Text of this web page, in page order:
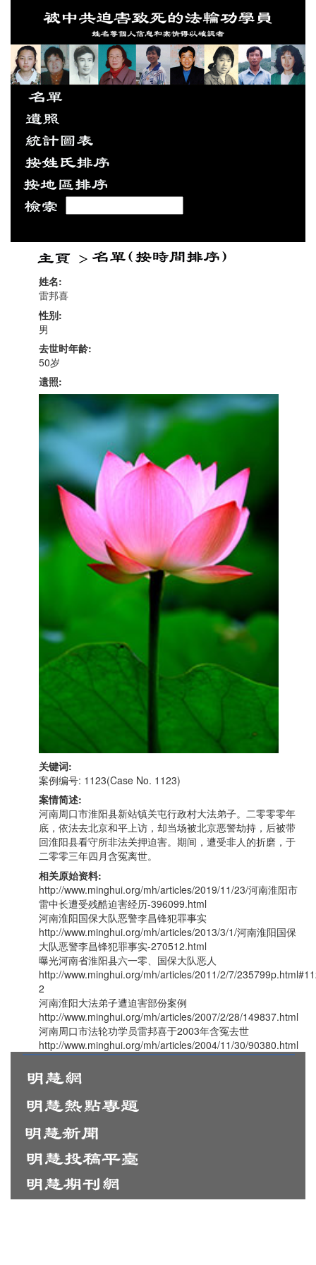
姓名:
雷邦喜
性别:
男
去世时年龄:
50岁
遗照:
关键词:
案例编号: 1123(Case No. 1123)
案情简述:
河南周口市淮阳县新站镇关屯行政村大法弟子。二零零零年
底，依法去北京和平上访，却当场被北京恶警劫持，后被带
回淮阳县看守所非法关押迫害。期间，遭受非人的折磨，于
二零零三年四月含冤离世。
相关原始资料:
http://www.minghui.org/mh/articles/2019/11/23/河南淮阳市
雷中长遭受残酷迫害经历-396099.html
河南淮阳国保大队恶警李昌锋犯罪事实
http://www.minghui.org/mh/articles/2013/3/1/河南淮阳国保
大队恶警李昌锋犯罪事实-270512.html
曝光河南省淮阳县六一零、国保大队恶人
http://www.minghui.org/mh/articles/2011/2/7/
2
河南淮阳大法弟子遭迫害部份案例
http://www.minghui.org/mh/articles/2007/2/28/149837.html
河南周口市法轮功学员雷邦喜于2003年含冤去世
http://www.minghui.org/mh/articles/2004/11/30/90380.html